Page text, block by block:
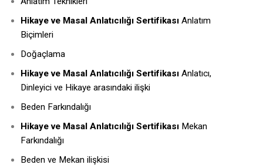
Hikaye ve Masal Anlatıcılığı Sertifikası Anlatım
Biçimleri
Doğaçlama
Hikaye ve Masal Anlatıcılığı Sertifikası Anlatıcı,
Dinleyici ve Hikaye arasındaki ilişki
Beden Farkındalığı
Hikaye ve Masal Anlatıcılığı Sertifikası Mekan
Farkındalığı
Beden ve Mekan ilişkisi